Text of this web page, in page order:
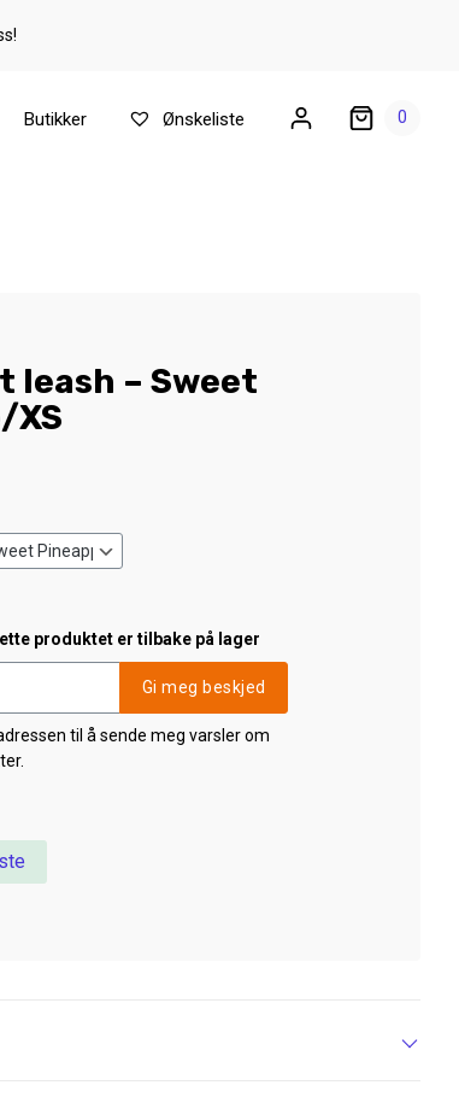
0
Butikker Ønskeliste
leash – Sweet
XS
produktet er tilbake på lager
Gi meg beskjed
til å sende meg varsler om